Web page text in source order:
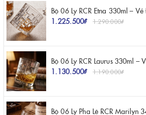
1.225.500₫
1.290.000₫
1.130.500₫
1.190.000₫